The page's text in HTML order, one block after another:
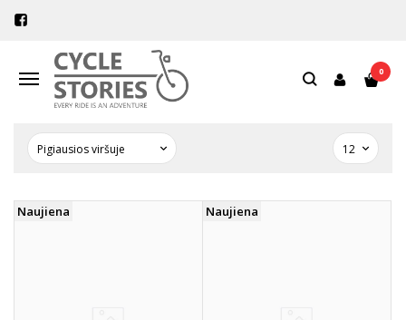
Navigacija
0
PREKIŲ PAIEŠKA - FRONT
ACCESSORY PACK
Pagrindinis Prekių paieška
Naujiena Naujiena